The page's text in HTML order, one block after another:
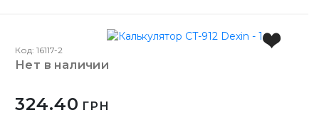
Код: 16117-2
нет в наличии
324.40 ГРН